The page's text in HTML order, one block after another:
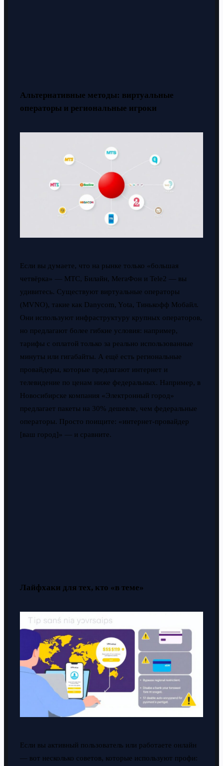
Альтернативные методы: виртуальные
операторы и региональные игроки
Если вы думаете, что на рынке только «большая
четвёрка» — МТС, Билайн, МегаФон и Tele2 — вы
удивитесь. Существуют виртуальные операторы
(MVNO), такие как Danycom, Yota, Тинькофф Мобайл.
Они используют инфраструктуру крупных операторов,
но предлагают более гибкие условия: например,
тарифы с оплатой только за реально использованные
минуты или гигабайты. А ещё есть региональные
провайдеры, которые предлагают интернет и
телевидение по ценам ниже федеральных. Например, в
Новосибирске компания «Электронный город»
предлагает пакеты на 30% дешевле, чем федеральные
операторы. Просто поищите: «интернет-провайдер
[ваш город]» — и сравните.
Лайфхаки для тех, кто «в теме»
Если вы активный пользователь или работаете онлайн
— вот несколько советов, которые используют профи: